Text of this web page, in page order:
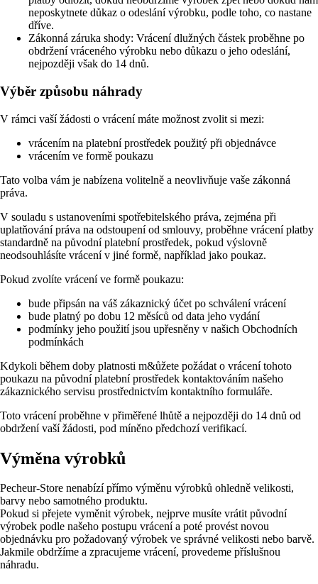
neposkytnete důkaz o odeslání výrobku, podle toho, co nastane
dříve.
Zákonná záruka shody: Vrácení dlužných částek proběhne po
obdržení vráceného výrobku nebo důkazu o jeho odeslání,
nejpozději však do 14 dnů.
Výběr způsobu náhrady
V rámci vaší žádosti o vrácení máte možnost zvolit si mezi:
vrácením na platební prostředek použitý při objednávce
vrácením ve formě poukazu
Tato volba vám je nabízena volitelně a neovlivňuje vaše zákonná
práva.
V souladu s ustanoveními spotřebitelského práva, zejména při
uplatňování práva na odstoupení od smlouvy, proběhne vrácení platby
standardně na původní platební prostředek, pokud výslovně
neodsouhlásíte vrácení v jiné formě, například jako poukaz.
Pokud zvolíte vrácení ve formě poukazu:
bude připsán na váš zákaznický účet po schválení vrácení
bude platný po dobu 12 měsíců od data jeho vydání
podmínky jeho použití jsou upřesněny v našich Obchodních
podmínkách
Kdykoli během doby platnosti m&ůžete požádat o vrácení tohoto
poukazu na původní platební prostředek kontaktováním našeho
zákaznického servisu prostřednictvím kontaktního formuláře.
Toto vrácení proběhne v přiměřené lhůtě a nejpozději do 14 dnů od
obdržení vaší žádosti, pod míněno předchozí verifikací.
Výměna výrobků
Pecheur-Store nenabízí přímo výměnu výrobků ohledně velikosti,
barvy nebo samotného produktu.
Pokud si přejete vyměnit výrobek, nejprve musíte vrátit původní
výrobek podle našeho postupu vrácení a poté provést novou
objednávku pro požadovaný výrobek ve správné velikosti nebo barvě.
Jakmile obdržíme a zpracujeme vrácení, provedeme příslušnou
náhradu.